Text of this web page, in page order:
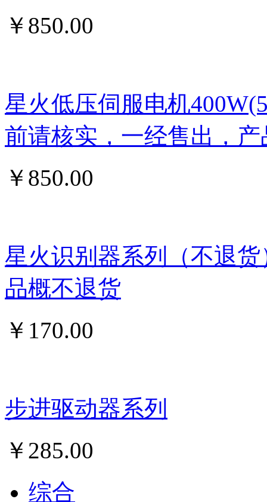
￥ 850.00
星火低压伺服电机
前请核实，一经售出，
￥ 850.00
星火识别器系列（不退
品概不退货
￥ 170.00
步进驱动器系列
￥ 285.00
综合